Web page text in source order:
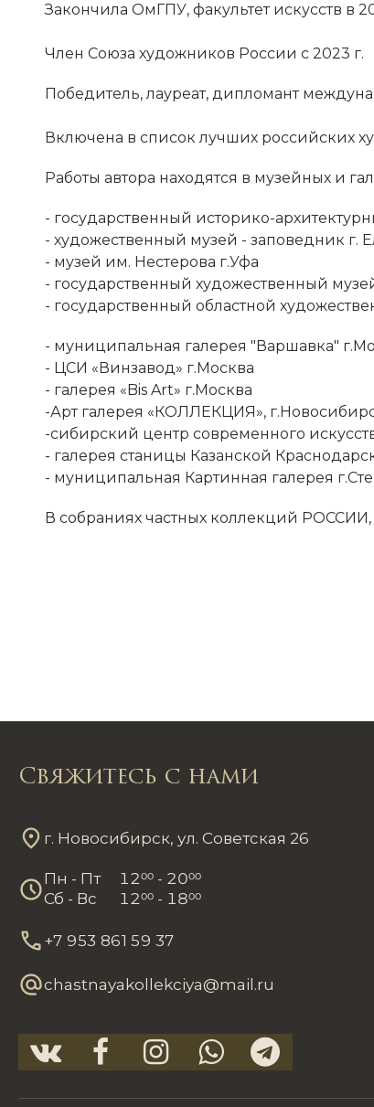
Закончила ОмГПУ, факультет искусств в
Член Союза художников России с 2023 г.
Победитель, лауреат, дипломант
Включена в список лучших российских
Работы автора находятся в музейных и
- государственный историко-
- художественный музей - заповедник г.
- музей им. Нестерова г.Уфа
- государственный художественный
- государственный областной
- муниципальная галерея "Варшавка"
- ЦСИ «Винзавод» г.Москва
- галерея «Bis Art» г.Москва
-Арт галерея «КОЛЛЕКЦИЯ»,
-сибирский центр современного
- галерея станицы Казанской
- муниципальная Картинная галерея
В собраниях частных коллекций
Свяжитесь с нами
г. Новосибирск, ул. Советская 26
Пн - Пт 1200 - 2000
Сб - Вс
1200 - 1800
+7 953 861 59 37
chastnayakollekciya@mail.ru